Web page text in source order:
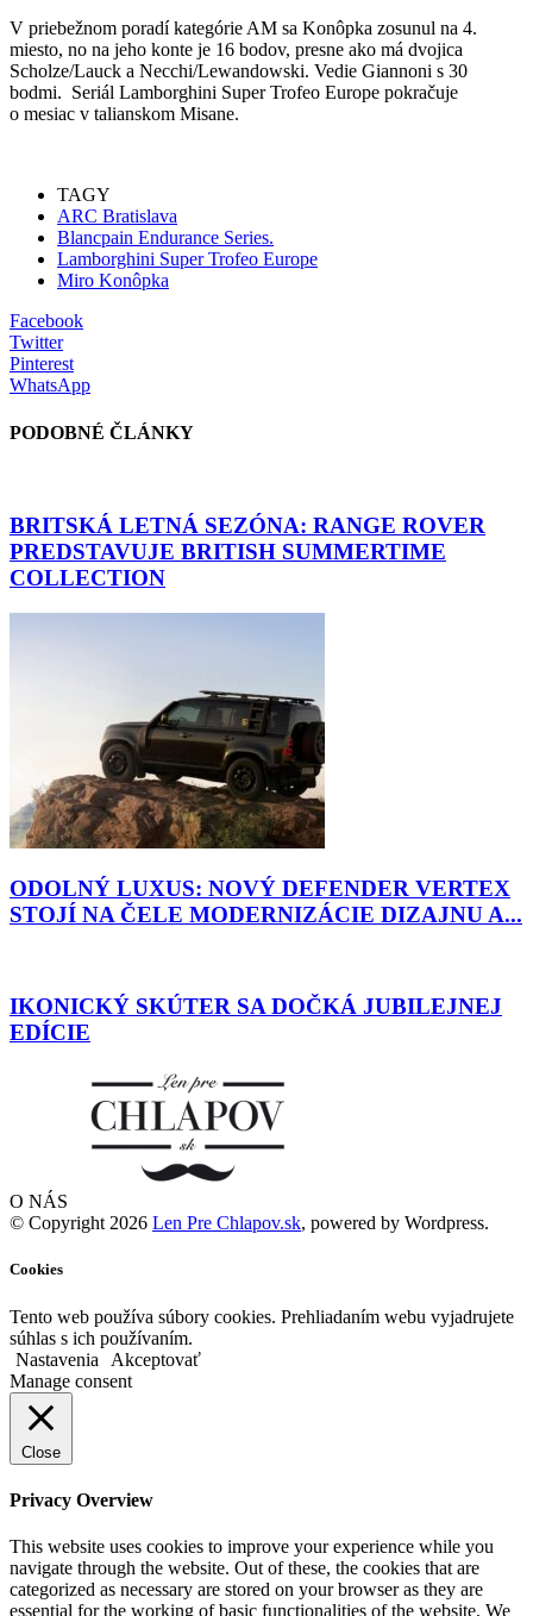
V priebežnom poradí kategórie AM sa Konôpka zosunul na 4.
miesto, no na jeho konte je 16 bodov, presne ako má dvojica
Scholze/Lauck a Necchi/Lewandowski. Vedie Giannoni s 30
bodmi. Seriál Lamborghini Super Trofeo Europe pokračuje
o mesiac v talianskom Misane.
TAGY
ARC Bratislava
Blancpain Endurance Series.
Lamborghini Super Trofeo Europe
Miro Konôpka
Facebook
Twitter
Pinterest
WhatsApp
PODOBNÉ ČLÁNKY
BRITSKÁ LETNÁ SEZÓNA: RANGE ROVER
PREDSTAVUJE BRITISH SUMMERTIME
COLLECTION
ODOLNÝ LUXUS: NOVÝ DEFENDER VERTEX
STOJÍ NA ČELE MODERNIZÁCIE DIZAJNU A...
IKONICKÝ SKÚTER SA DOČKÁ JUBILEJNEJ
EDÍCIE
O NÁS
© Copyright 2026 Len Pre Chlapov.sk, powered by Wordpress.
Cookies
Tento web používa súbory cookies. Prehliadaním webu vyjadrujete
súhlas s ich používaním.
Nastavenia
Akceptovať
Manage consent
Close
Privacy Overview
This website uses cookies to improve your experience while you
navigate through the website. Out of these, the cookies that are
categorized as necessary are stored on your browser as they are
essential for the working of basic functionalities of the website. We